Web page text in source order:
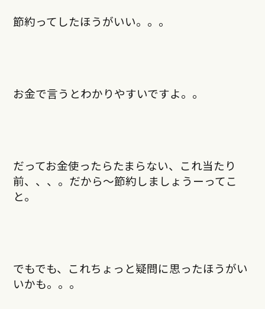
節約ってしたほうがいい。。。
お金で言うとわかりやすいですよ。。
だってお金使ったらたまらない、これ当たり
前、、、。だから〜節約しましょうーってこ
と。
でもでも、これちょっと疑問に思ったほうがい
いかも。。。